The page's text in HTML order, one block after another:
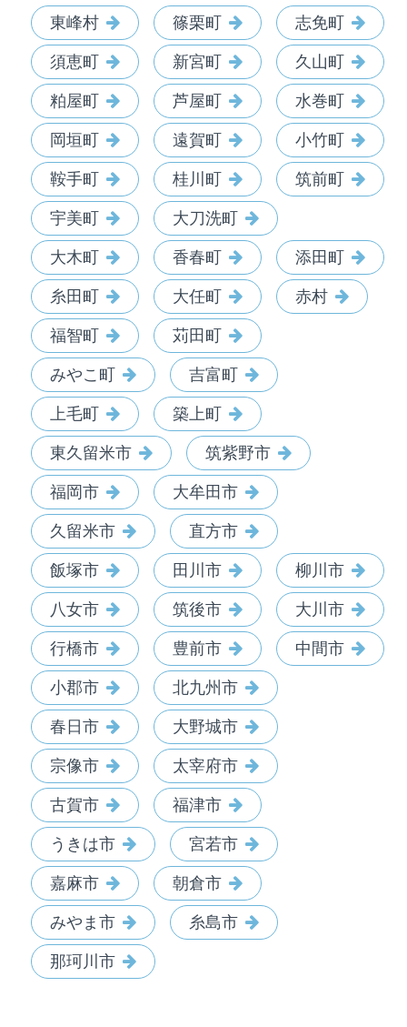
東峰村 篠栗町 志免町
須恵町 新宮町 久山町
粕屋町 芦屋町 水巻町
岡垣町 遠賀町 小竹町
鞍手町 桂川町 筑前町
宇美町 大刀洗町
大木町 香春町 添田町
糸田町 大任町 赤村
福智町 苅田町
みやこ町 吉富町
上毛町 築上町
東久留米市 筑紫野市
福岡市 大牟田市
久留米市 直方市
飯塚市 田川市 柳川市
八女市 筑後市 大川市
行橋市 豊前市 中間市
小郡市 北九州市
春日市 大野城市
宗像市 太宰府市
古賀市 福津市
うきは市 宮若市
嘉麻市 朝倉市
みやま市 糸島市
那珂川市